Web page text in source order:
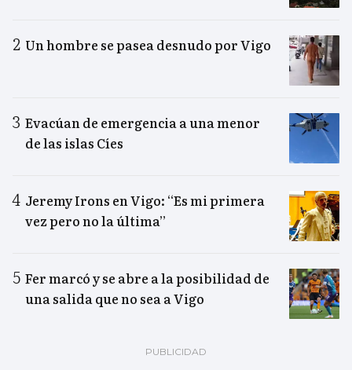
Un hombre se pasea desnudo por Vigo
Evacúan de emergencia a una menor
de las islas Cíes
Jeremy Irons en Vigo: “Es mi primera
vez pero no la última”
Fer marcó y se abre a la posibilidad de
una salida que no sea a Vigo